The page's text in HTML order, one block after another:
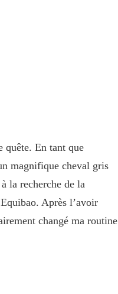
quête. En tant que
magnifique cheval gris
la recherche de la
Après l’avoir
changé ma routine